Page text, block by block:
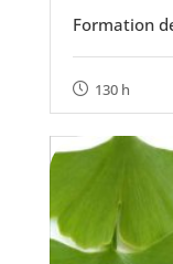
Formation
130 h